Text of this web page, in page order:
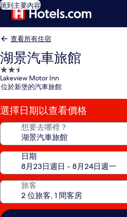
跳到主要內容
查看所有住宿
湖景汽車旅館
2.5
星
級
住
宿
Lakeview Motor Inn
位於新堡的汽車旅館
選擇日期以查看價格
想要去哪裡？
日期
旅客